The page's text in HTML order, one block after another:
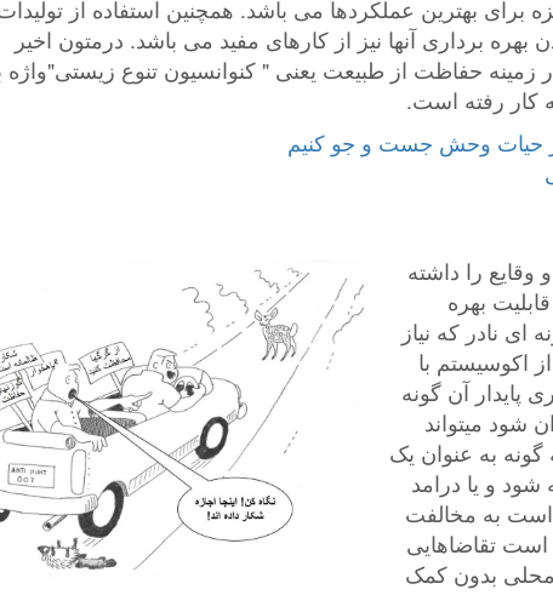
بهترین عملکردها می باشد. همچنین استفاده از
بهره برداری آنها نیز از کارهای مفید می باشد. درمتون اخیر
زمینه حفاظت از طبیعت یعنی " کنوانسیون تنوع زیستی"واژه
کار رفته است.
را داشته
بهره
نادر که نیاز
اکوسیستم با
پایدار آن گونه
شود میتواند
به عنوان یک
و یا درامد
است به مخالفت
است تقاضاهایی
محلی بدون کمک